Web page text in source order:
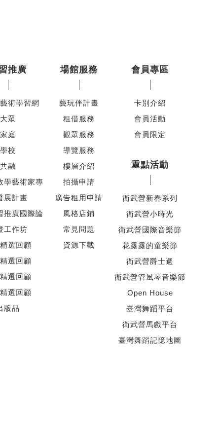
推廣
術學習網
大眾
家庭
學校
共融
學藝術家專
展計畫
推廣國際論
工作坊
選回顧
選回顧
選回顧
選回顧
版品
場館服務
藝玩伴計畫
租借服務
觀眾服務
導覽服務
樓層介紹
拍攝申請
廣告租用申請
風格店鋪
常見問題
資源下載
會員專區
卡別介紹
會員活動
會員限定
重點活動
衛武營新春系列
衛武營小時光
衛武營國際音樂節
花露露的童樂節
衛武營爵士週
衛武營管風琴音樂節
Open House
臺灣舞蹈平台
衛武營馬戲平台
臺灣舞蹈記憶地圖